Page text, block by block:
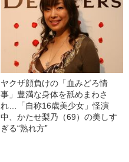
ヤクザ顔負けの「血みどろ情
事」豊満な身体を舐めまわさ
れ…「自称16歳美少女」怪演
中、かたせ梨乃（69）の美しす
ぎる“熟れ方”